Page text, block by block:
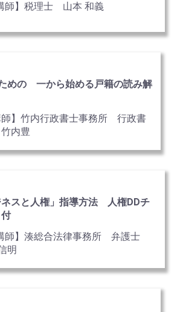
師】税理士 山本 和義
めの 一から始める戸籍の読み解
師】竹内行政書士事務所 行政書
内豊
ネスと人権」指導方法 人権DDチ
師】湊総合法律事務所 弁護士
明